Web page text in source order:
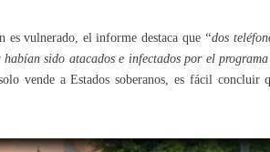
es vulnerado, el informe destaca que “dos
sido atacados e infectados por el programa
vende a Estados soberanos, es fácil concluir